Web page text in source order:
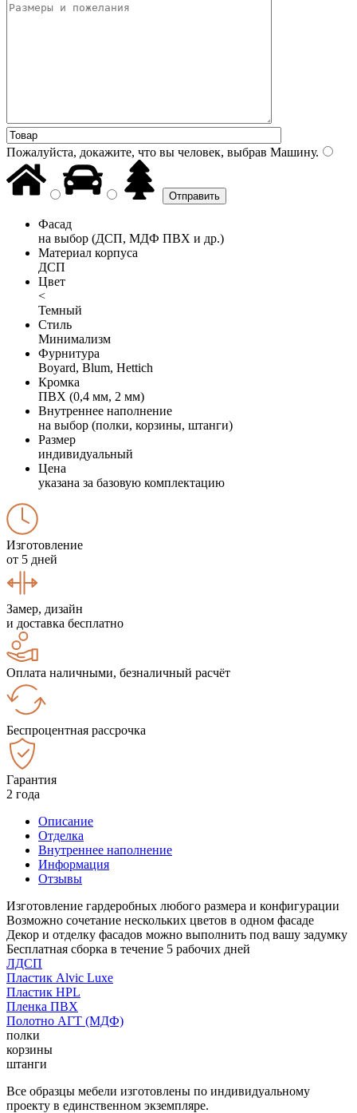
Пожалуйста, докажите, что вы человек, выбрав Машину.
Фасад
на выбор (ДСП, МДФ ПВХ и др.)
Материал корпуса
ДСП
Цвет
<
Темный
Стиль
Минимализм
Фурнитура
Boyard, Blum, Hettich
Кромка
ПВХ (0,4 мм, 2 мм)
Внутреннее наполнение
на выбор (полки, корзины, штанги)
Размер
индивидуальный
Цена
указана за базовую комплектацию
Изготовление
от 5 дней
Замер, дизайн
и доставка бесплатно
Оплата наличными, безналичный расчёт
Беспроцентная рассрочка
Гарантия
2 года
Описание
Отделка
Внутреннее наполнение
Информация
Отзывы
Изготовление гардеробных любого размера и конфигурации
Возможно сочетание нескольких цветов в одном фасаде
Декор и отделку фасадов можно выполнить под вашу задумку
Бесплатная сборка в течение 5 рабочих дней
ЛДСП
Пластик Alvic Luxe
Пластик HPL
Пленка ПВХ
Полотно АГТ (МДФ)
полки
корзины
штанги
Все образцы мебели изготовлены по индивидуальному
проекту в единственном экземпляре.